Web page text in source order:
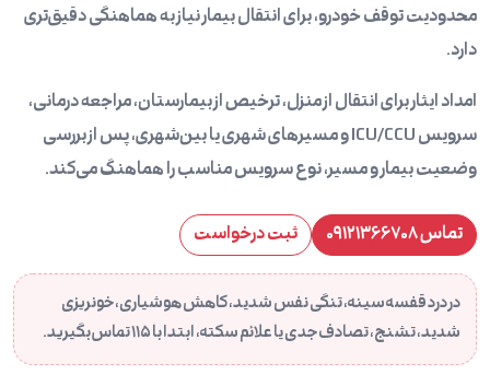
محدودیت توقف خودرو، برای انتقال بیمار نیاز به هماهنگی دقیق‌تری
دارد.
امداد ایثار برای انتقال از منزل، ترخیص از بیمارستان، مراجعه درمانی،
سرویس ICU/CCU و مسیرهای شهری یا بین‌شهری، پس از بررسی
وضعیت بیمار و مسیر، نوع سرویس مناسب را هماهنگ می‌کند.
تماس ۰۹۱۲۱۳۶۶۷۰۸ ثبت درخواست
در درد قفسه سینه، تنگی نفس شدید، کاهش هوشیاری، خونریزی
شدید، تشنج، تصادف جدی یا علائم سکته، ابتدا با ۱۱۵ تماس بگیرید.